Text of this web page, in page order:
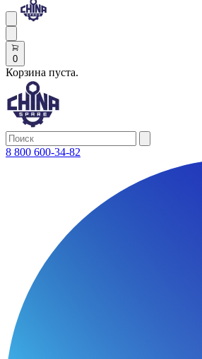
0
Корзина пуста.
8 800 600-34-82